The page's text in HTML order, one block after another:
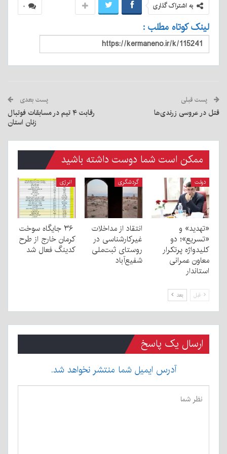
۰ به اشتراک گذاری
لینک کوتاه مطلب :
پست قبلی
قتل در عروسی زرندی‌ها
پست بعدی
رقابت ۴ تیم در مسابقات فوتبال
زنان استان
ممکن است شما دوست داشته باشید
دولت
«تهدید» و
«تسریع»؛ دو
کلیدواژه پرتکرار
معاون عمرانی
استاندار
گردشگری
انتقاد از مداخلات
غیرکارشناسی در
روستای ثبت‌ملی
شفیع‌آباد
انرژی
۳۶ جایگاه سوخت
کرمان خارج از طرح
کدینگ فعال شد
قبل بعد
ارسال یک پاسخ
آدرس ایمیل شما منتشر نخواهد شد.